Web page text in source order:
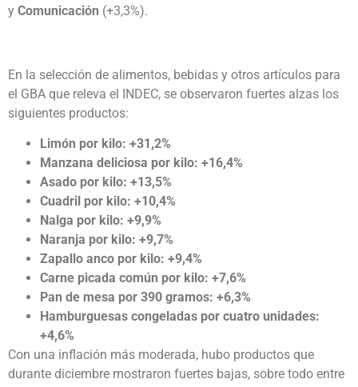
y Comunicación (+3,3%).
En la selección de alimentos, bebidas y otros artículos para
el GBA que releva el INDEC, se observaron fuertes alzas los
siguientes productos:
Limón por kilo: +31,2%
Manzana deliciosa por kilo: +16,4%
Asado por kilo: +13,5%
Cuadril por kilo: +10,4%
Nalga por kilo: +9,9%
Naranja por kilo: +9,7%
Zapallo anco por kilo: +9,4%
Carne picada común por kilo: +7,6%
Pan de mesa por 390 gramos: +6,3%
Hamburguesas congeladas por cuatro unidades:
+4,6%
Con una inflación más moderada, hubo productos que
durante diciembre mostraron fuertes bajas, sobre todo entre